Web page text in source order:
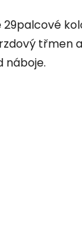
náboje.